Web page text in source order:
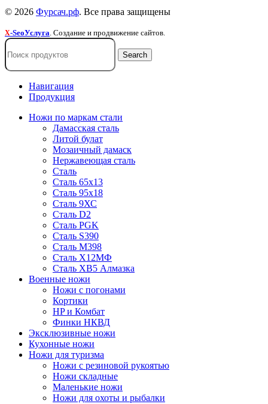
© 2026 Фурсач.рф. Все права защищены
X-SeoУслуга. Создание и продвижение сайтов.
Search
Навигация
Продукция
Ножи по маркам стали
Дамасская сталь
Литой булат
Мозаичный дамаск
Нержавеющая сталь
Сталь
Сталь 65х13
Сталь 95х18
Сталь 9ХС
Сталь D2
Сталь PGK
Сталь S390
Сталь M398
Сталь Х12МФ
Сталь ХВ5 Алмазка
Военные ножи
Ножи с погонами
Кортики
HP и Комбат
Финки НКВД
Эксклюзивные ножи
Кухонные ножи
Ножи для туризма
Ножи с резиновой рукоятью
Ножи складные
Маленькие ножи
Ножи для охоты и рыбалки